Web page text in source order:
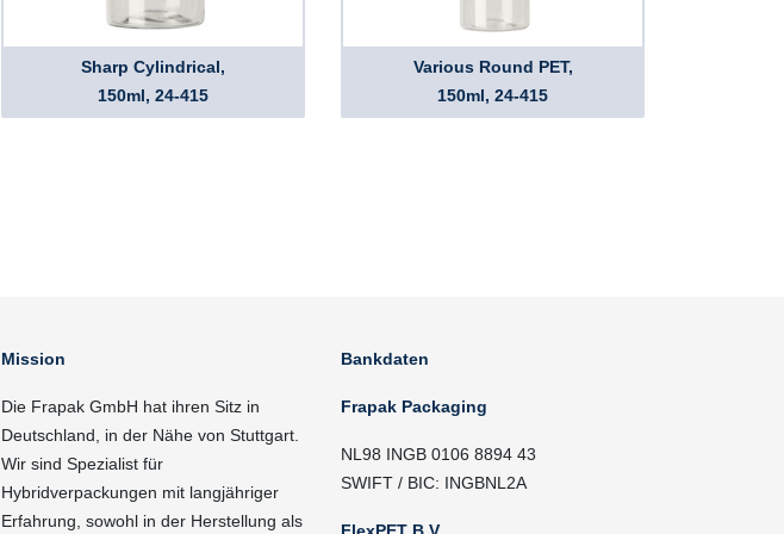
Sharp Cylindrical,
150ml, 24-415
Various Round PET,
150ml, 24-415
Mission
Die Frapak GmbH hat ihren Sitz in
Deutschland, in der Nähe von Stuttgart.
Wir sind Spezialist für
Hybridverpackungen mit langjähriger
Erfahrung, sowohl in der Herstellung als
Bankdaten
Frapak Packaging
NL98 INGB 0106 8894 43
SWIFT / BIC: INGBNL2A